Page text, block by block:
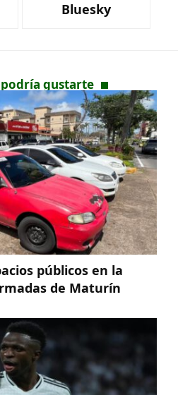
Bluesky
gustarte
públicos en la
de Maturín